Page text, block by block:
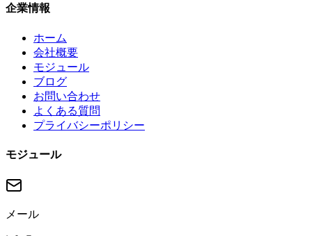
企業情報
ホーム
会社概要
モジュール
ブログ
お問い合わせ
よくある質問
プライバシーポリシー
モジュール
メール